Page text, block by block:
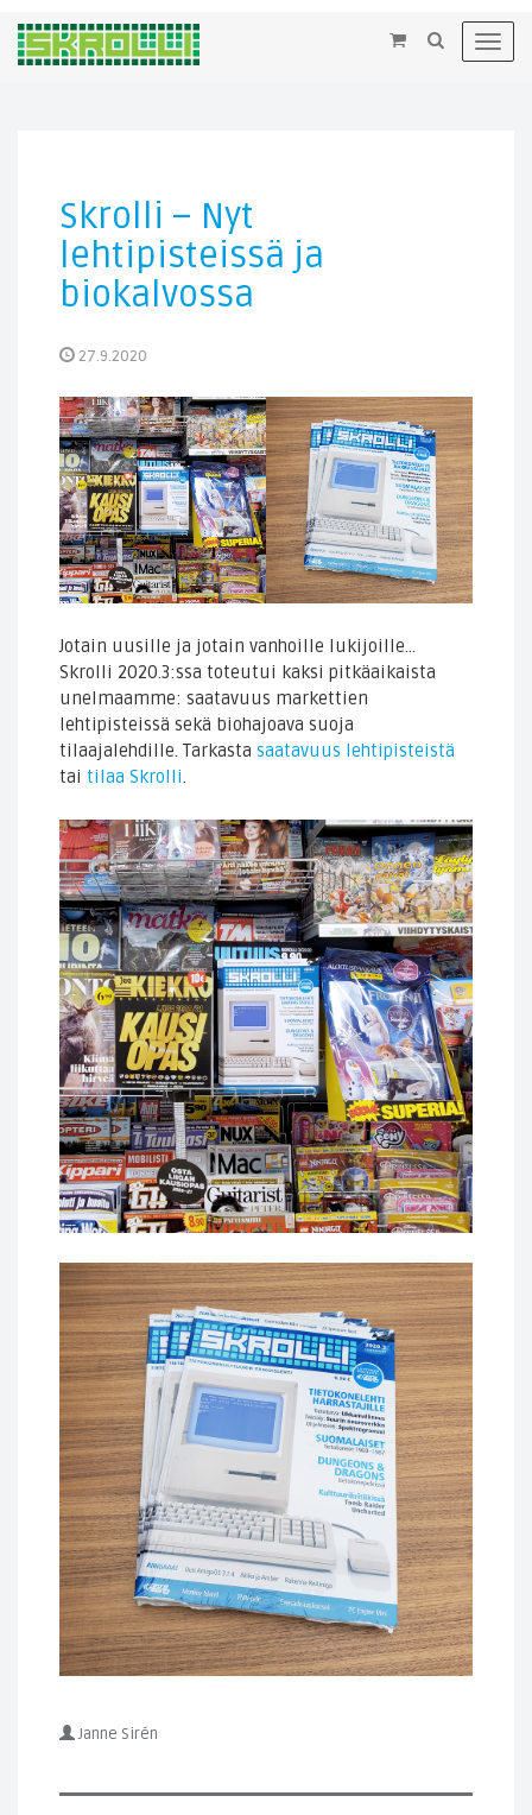
×
Skrolli – Nyt
lehtipisteissä ja
biokalvossa
27.9.2020
Jotain uusille ja jotain vanhoille lukijoille…
Skrolli 2020.3:ssa toteutui kaksi pitkäaikaista
unelmaamme: saatavuus markettien
lehtipisteissä sekä biohajoava suoja
tilaajalehdille. Tarkasta saatavuus lehtipisteistä
tai tilaa Skrolli
Janne Sirén